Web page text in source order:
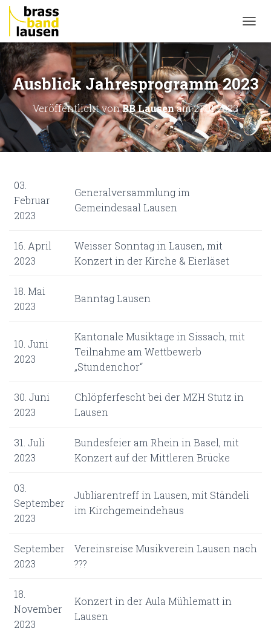
Ausblick Jahresprogramm 2023
Veröffentlicht vonBB Lausenam21.01.2023
03.
Februar
2023
Generalversammlung im
Gemeindesaal Lausen
16. April
2023
Weisser Sonntag in Lausen, mit
Konzert in der Kirche & Eierläset
18. Mai
2023
Banntag Lausen
10. Juni
2023
Kantonale Musiktage in Sissach, mit
Teilnahme am Wettbewerb
„Stundenchor“
30. Juni
2023
Chlöpferfescht bei der MZH Stutz in
Lausen
31. Juli
2023
Bundesfeier am Rhein in Basel, mit
Konzert auf der Mittleren Brücke
03.
September
2023
Jubliarentreff in Lausen, mit Ständeli
im Kirchgemeindehaus
September
2023
Vereinsreise Musikverein Lausen nach
???
18.
November
2023
Konzert in der Aula Mühlematt in
Lausen